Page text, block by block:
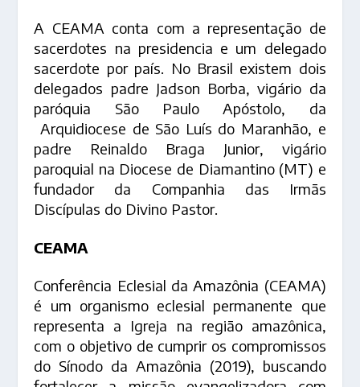
A CEAMA conta com a representação de
sacerdotes na presidencia e um delegado
sacerdote por país. No Brasil existem dois
delegados padre Jadson Borba, vigário da
paróquia São Paulo Apóstolo, da
Arquidiocese de São Luís do Maranhão, e
padre Reinaldo Braga Junior, vigário
paroquial na Diocese de Diamantino (MT) e
fundador da Companhia das Irmãs
Discípulas do Divino Pastor.
CEAMA
Conferência Eclesial da Amazônia (CEAMA)
é um organismo eclesial permanente que
representa a Igreja na região amazônica,
com o objetivo de cumprir os compromissos
do Sínodo da Amazônia (2019), buscando